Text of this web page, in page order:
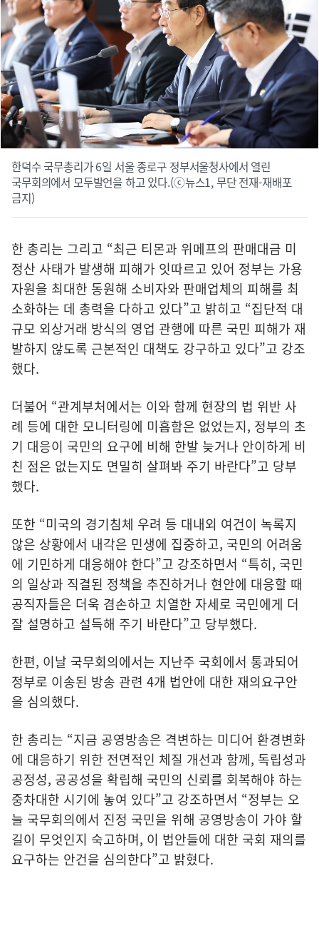
한덕수 국무총리가 6일 서울 종로구 정부서울청사에서 열린
국무회의에서 모두발언을 하고 있다.(ⓒ뉴스1, 무단 전재-재배포
금지)
한 총리는 그리고 “최근 티몬과 위메프의 판매대금 미
정산 사태가 발생해 피해가 잇따르고 있어 정부는 가용
자원을 최대한 동원해 소비자와 판매업체의 피해를 최
소화하는 데 총력을 다하고 있다”고 밝히고 “집단적 대
규모 외상거래 방식의 영업 관행에 따른 국민 피해가 재
발하지 않도록 근본적인 대책도 강구하고 있다”고 강조
했다.
더불어 “관계부처에서는 이와 함께 현장의 법 위반 사
례 등에 대한 모니터링에 미흡함은 없었는지, 정부의 초
기 대응이 국민의 요구에 비해 한발 늦거나 안이하게 비
친 점은 없는지도 면밀히 살펴봐 주기 바란다”고 당부
했다.
또한 “미국의 경기침체 우려 등 대내외 여건이 녹록지
않은 상황에서 내각은 민생에 집중하고, 국민의 어려움
에 기민하게 대응해야 한다”고 강조하면서 “특히, 국민
의 일상과 직결된 정책을 추진하거나 현안에 대응할 때
공직자들은 더욱 겸손하고 치열한 자세로 국민에게 더
잘 설명하고 설득해 주기 바란다”고 당부했다.
한편, 이날 국무회의에서는 지난주 국회에서 통과되어
정부로 이송된 방송 관련 4개 법안에 대한 재의요구안
을 심의했다.
한 총리는 “지금 공영방송은 격변하는 미디어 환경변화
에 대응하기 위한 전면적인 체질 개선과 함께, 독립성과
공정성, 공공성을 확립해 국민의 신뢰를 회복해야 하는
중차대한 시기에 놓여 있다”고 강조하면서 “정부는 오
늘 국무회의에서 진정 국민을 위해 공영방송이 가야 할
길이 무엇인지 숙고하며, 이 법안들에 대한 국회 재의를
요구하는 안건을 심의한다”고 밝혔다.